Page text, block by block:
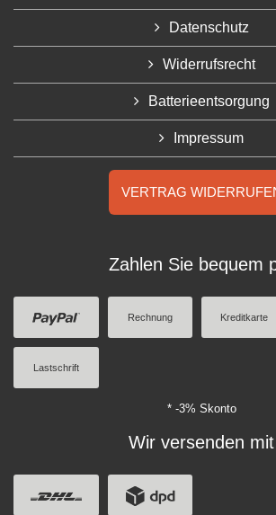
Datenschutz
Widerrufsrecht
Batterieentsorgung
Impressum
VERTRAG
Zahlen Sie bequem
Rechnung Kreditkarte
Lastschrift
* -3% Skonto
Wir versenden mit